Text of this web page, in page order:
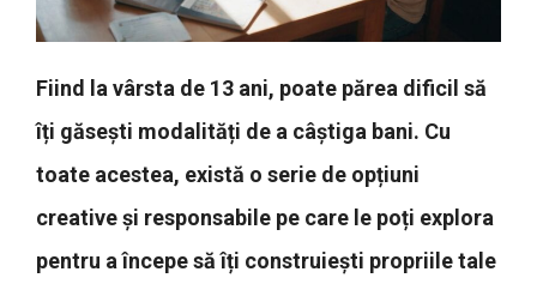
Fiind la vârsta de 13 ani, poate părea dificil să
îți găsești modalități de a câștiga bani. Cu
toate acestea, există o serie de opțiuni
creative și responsabile pe care le poți explora
pentru a începe să îți construiești propriile tale